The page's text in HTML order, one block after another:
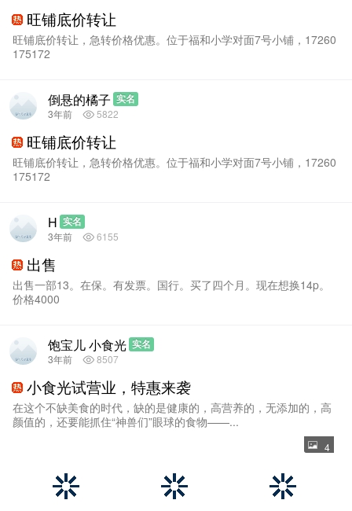
旺铺底价转让
旺铺底价转让，急转价格优惠。位于福和小学对面7号小铺，17260
175172
实名
倒悬的橘子
3年前 5822
旺铺底价转让
旺铺底价转让，急转价格优惠。位于福和小学对面7号小铺，17260
175172
实名
H
3年前 6155
出售
出售一部13。在保。有发票。国行。买了四个月。现在想换14p。
价格4000
实名
饱宝儿 小食光
3年前 8507
小食光试营业，特惠来袭
在这个不缺美食的时代，缺的是健康的，高营养的，无添加的，高
颜值的，还要能抓住“神兽们”眼球的食物——...
4